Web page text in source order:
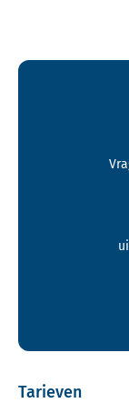
Contactgegevens en
Tarieven